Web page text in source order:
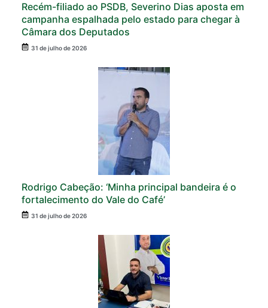
Recém-filiado ao PSDB, Severino Dias aposta em
campanha espalhada pelo estado para chegar à
Câmara dos Deputados
31 de julho de 2026
Rodrigo Cabeção: ‘Minha principal bandeira é o
fortalecimento do Vale do Café’
31 de julho de 2026